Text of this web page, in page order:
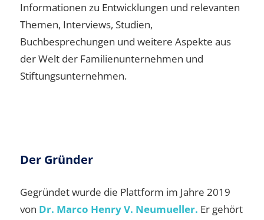
Informationen zu Entwicklungen und relevanten
Themen, Interviews, Studien,
Buchbesprechungen und weitere Aspekte aus
der Welt der Familienunternehmen und
Stiftungsunternehmen.
Der Gründer
Gegründet wurde die Plattform im Jahre 2019
von Dr. Marco Henry V. Neumueller. Er gehört